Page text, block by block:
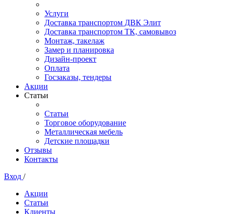
Услуги
Доставка транспортом ДВК Элит
Доставка транспортом ТК, самовывоз
Монтаж, такелаж
Замер и планировка
Дизайн-проект
Оплата
Госзаказы, тендеры
Акции
Статьи
Статьи
Торговое оборудование
Металлическая мебель
Детские площадки
Отзывы
Контакты
Вход /
Акции
Статьи
Клиенты